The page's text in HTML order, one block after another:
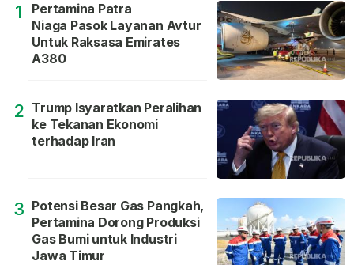
1
Pertamina Patra
Niaga Pasok Layanan Avtur
Untuk Raksasa Emirates
A380
2 Trump Isyaratkan Peralihan
ke Tekanan Ekonomi
terhadap Iran
3 Potensi Besar Gas Pangkah,
Pertamina Dorong Produksi
Gas Bumi untuk Industri
Jawa Timur